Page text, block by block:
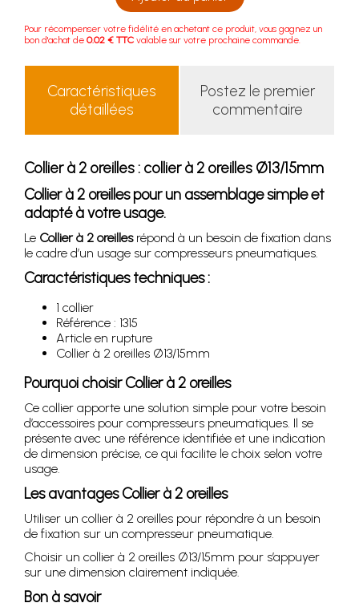
Pour récompenser votre fidélité en achetant ce produit, vous gagnez un
bon d'achat de 0.02 € TTC valable sur votre prochaine commande.
Caractéristiques
détaillées
Postez le premier
commentaire
Collier à 2 oreilles : collier à 2 oreilles Ø13/15mm
Collier à 2 oreilles pour un assemblage simple et
adapté à votre usage.
Le Collier à 2 oreillesrépond à un besoin de fixation dans
le cadre d’un usage sur compresseurs pneumatiques.
Caractéristiques techniques :
1 collier
Référence : 1315
Article en rupture
Collier à 2 oreilles Ø13/15mm
Pourquoi choisirCollier à 2 oreilles
Ce collier apporte une solution simple pour votre besoin
d’accessoires pour compresseurs pneumatiques. Il se
présente avec une référence identifiée et une indication
de dimension précise, ce qui facilite le choix selon votre
usage.
Les avantagesCollier à 2 oreilles
Utiliser un collier à 2 oreilles pour répondre à un besoin
de fixation sur un compresseur pneumatique.
Choisir un collier à 2 oreilles Ø13/15mm pour s’appuyer
sur une dimension clairement indiquée.
Bon à savoir